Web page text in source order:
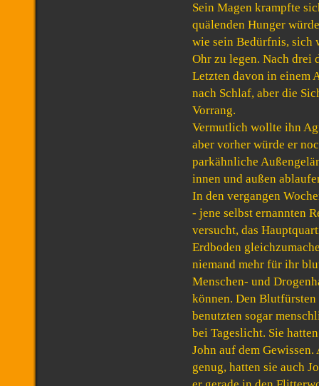
Sein Magen krampfte
quälenden Hunger
wie sein Bedürfnis, sich
Ohr zu legen. Nach drei
Letzten davon in einem
nach Schlaf, aber die
Vorrang.
Vermutlich wollte ihn
aber vorher würde er
parkähnliche
innen und außen
In den vergangen
- jene selbst ernannten
versucht, das
Erdboden
niemand mehr für ihr
Menschen- und
können. Den
benutzten sogar
bei Tageslicht. Sie
John auf dem
genug, hatten sie auch